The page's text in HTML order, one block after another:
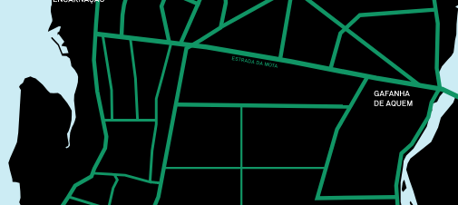
MAIS INFORMAÇÕES
CASA CULTURA
MUSIC
25
MIGUEL GAMEIRO &